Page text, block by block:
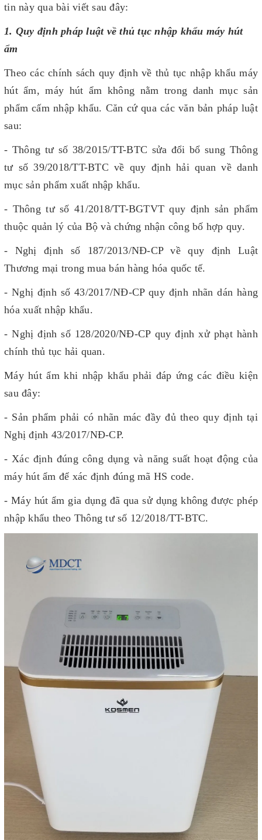
tin này qua bài viết sau đây:
1. Quy định pháp luật về thủ tục nhập khẩu máy hút
ẩm
Theo các chính sách quy định về thủ tục nhập khẩu máy
hút ẩm, máy hút ẩm không nằm trong danh mục sản
phẩm cấm nhập khẩu. Căn cứ qua các văn bản pháp luật
sau:
- Thông tư số 38/2015/TT-BTC sửa đổi bổ sung Thông
tư số 39/2018/TT-BTC về quy định hải quan về danh
mục sản phẩm xuất nhập khẩu.
- Thông tư số 41/2018/TT-BGTVT quy định sản phẩm
thuộc quản lý của Bộ và chứng nhận công bố hợp quy.
- Nghị định số 187/2013/NĐ-CP về quy định Luật
Thương mại trong mua bán hàng hóa quốc tế.
- Nghị định số 43/2017/NĐ-CP quy định nhãn dán hàng
hóa xuất nhập khẩu.
- Nghị định số 128/2020/NĐ-CP quy định xử phạt hành
chính thủ tục hải quan.
Máy hút ẩm khi nhập khẩu phải đáp ứng các điều kiện
sau đây:
- Sản phẩm phải có nhãn mác đầy đủ theo quy định tại
Nghị định 43/2017/NĐ-CP.
- Xác định đúng công dụng và năng suất hoạt động của
máy hút ẩm để xác định đúng mã HS code.
- Máy hút ẩm gia dụng đã qua sử dụng không được phép
nhập khẩu theo Thông tư số 12/2018/TT-BTC.